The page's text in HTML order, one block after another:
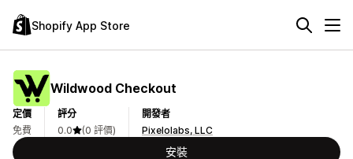
Shopify App Store
Wildwood Checkout
定價
免費
評分
0.0
(0 評價)
開發者
Pixelolabs, LLC
安裝